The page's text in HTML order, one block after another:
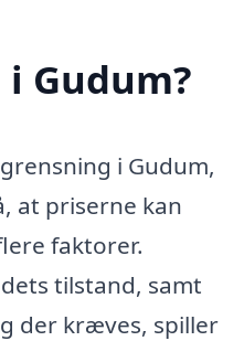
Gudum?
i Gudum,
at priserne kan
faktorer.
tilstand, samt
der kræves, spiller